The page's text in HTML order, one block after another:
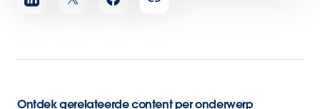
delen
Ontdek gerelateerde content per onderwerp